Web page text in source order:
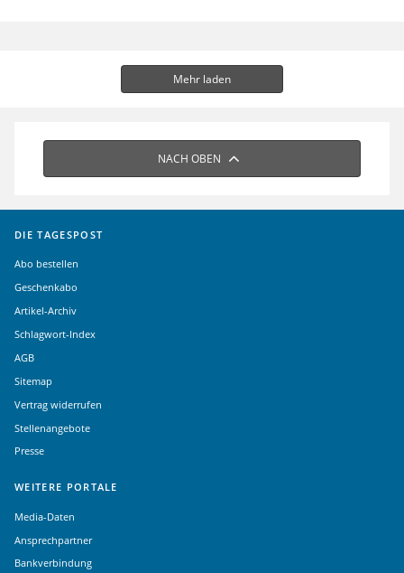
Mehr laden
NACH OBEN
DIE TAGESPOST
Abo bestellen
Geschenkabo
Artikel-Archiv
Schlagwort-Index
AGB
Sitemap
Vertrag widerrufen
Stellenangebote
Presse
WEITERE PORTALE
Media-Daten
Ansprechpartner
Bankverbindung